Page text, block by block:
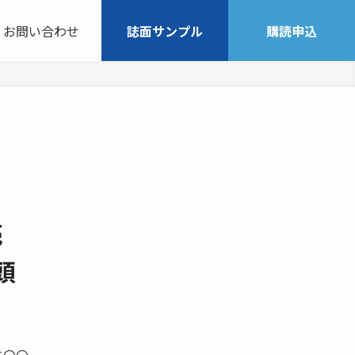
お問い合わせ 誌面サンプル 購読申込